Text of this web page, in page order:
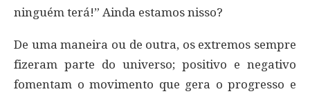
ninguém terá!” Ainda estamos nisso?
De uma maneira ou de outra, os extremos sempre
fizeram parte do universo; positivo e negativo
fomentam o movimento que gera o progresso e